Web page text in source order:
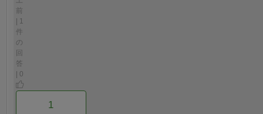
前
| 1
件
の
回
答
| 0
1